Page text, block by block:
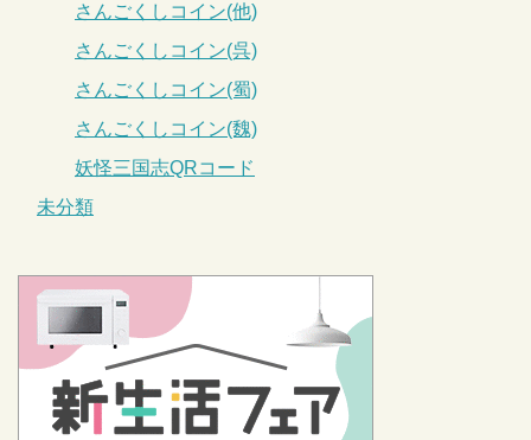
さんごくしコイン(他)
さんごくしコイン(呉)
さんごくしコイン(蜀)
さんごくしコイン(魏)
妖怪三国志QRコード
未分類